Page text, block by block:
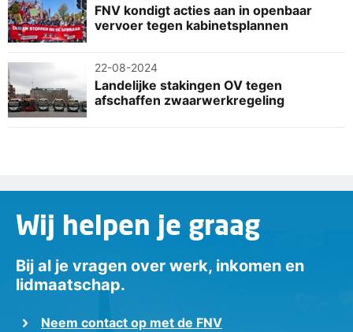
FNV kondigt acties aan in openbaar
vervoer tegen kabinetsplannen
22-08-2024
Landelijke stakingen OV tegen
afschaffen zwaarwerkregeling
Wij helpen je graag
Bij al je vragen over werk, inkomen en
lidmaatschap.
Neem contact op met de FNV